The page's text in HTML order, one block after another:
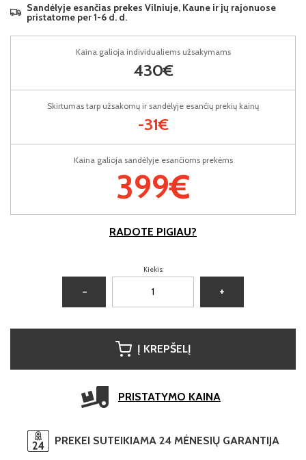
Sandėlyje esančias prekes Vilniuje, Kaune ir jų rajonuose
pristatome per 1-6 d. d.
Kaina galioja sandėlyje esančioms prekėms
399€
Kaina galioja individualiems užsakymams
430€
Skirtumas tarp užsakomų ir sandėlyje esančių prekių kainų
-31€
RADOTE PIGIAU?
Kiekis:
− +
Į KREPŠELĮ
PRISTATYMO KAINA
PREKEI SUTEIKIAMA 24 MĖNESIŲ GARANTIJA